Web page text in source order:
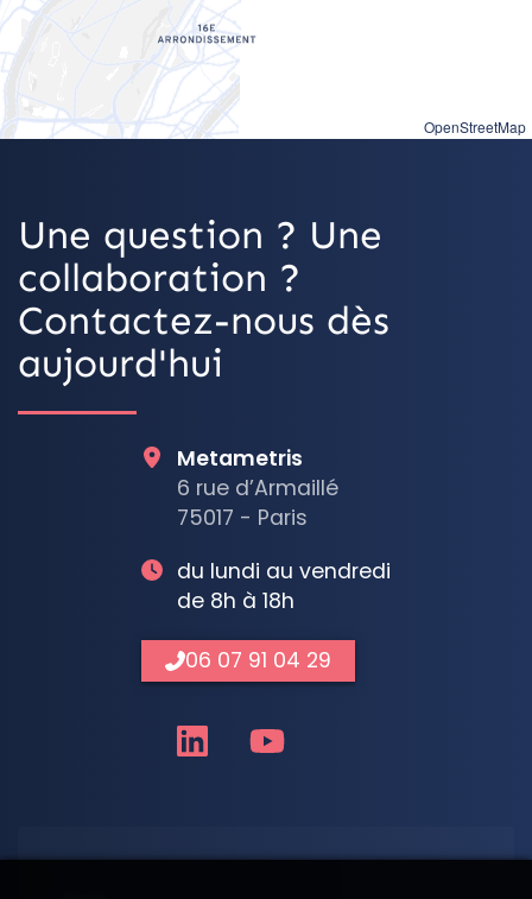
OpenStreetMap
Une question ? Une
collaboration ?
Contactez-nous dès
aujourd'hui
Metametris
6 rue d’Armaillé
75017 - Paris
du lundi au vendredi
de 8h à 18h
06 07 91 04 29